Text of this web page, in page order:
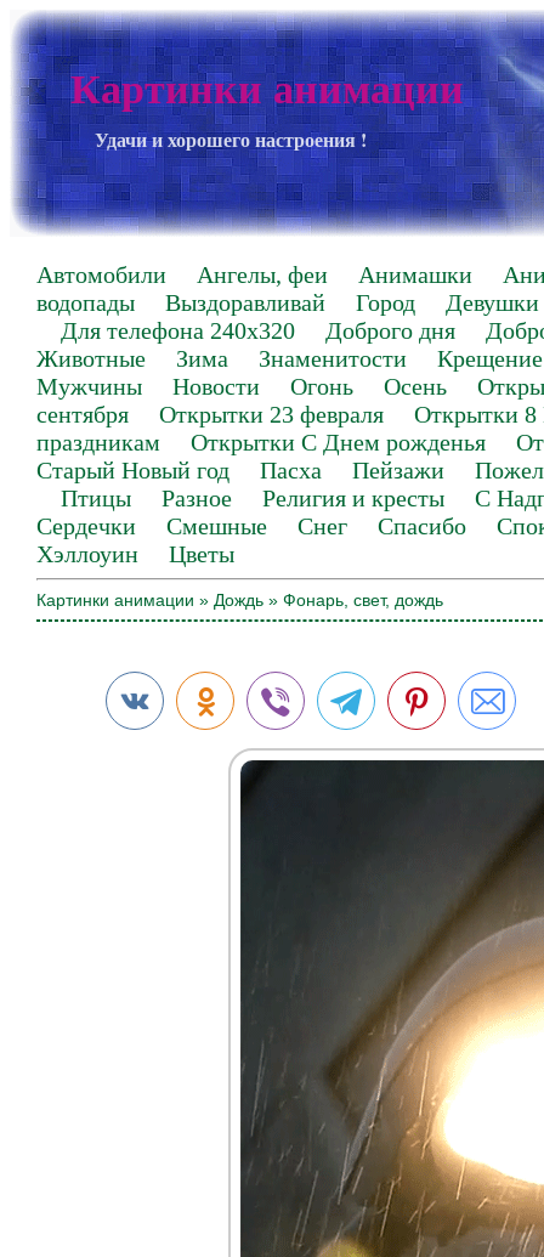
Картинки анимации
Удачи и хорошего настроения !
Автомобили Ангелы, феи Анимашки
водопады
Выздоравливай Город
Девушки
Для телефона 240х320
Доброго дня
Животные
Зима Знаменитости
Крещение
Мужчины
Новости Огонь Осень
сентября
Открытки 23 февраля
Открытки 8
праздникам
Открытки С Днем рожденья
Старый Новый год
Пасха Пейзажи
Птицы
Разное Религия и кресты
С
Сердечки
Смешные Снег Спасибо
Хэллоуин
Цветы
Картинки анимации » Дождь » Фонарь, свет, дождь